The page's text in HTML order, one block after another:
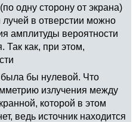
одну сторону от экрана)
в отверстии можно
амплитуды вероятности
Так как, при этом,
была бы нулевой. Что
излучения между
которой в этом
ведь источник находится